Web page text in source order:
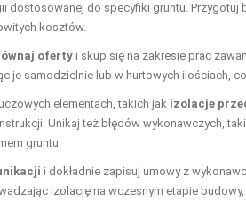
dostosowanej do specyfiki gruntu. Przygotuj
kosztów.
oferty i skup się na zakresie prac
je samodzielnie lub w hurtowych ilościach,
elementach, takich jak izolacje
Unikaj też błędów wykonawczych,
gruntu.
i dokładnie zapisuj umowy z
izolację na wczesnym etapie